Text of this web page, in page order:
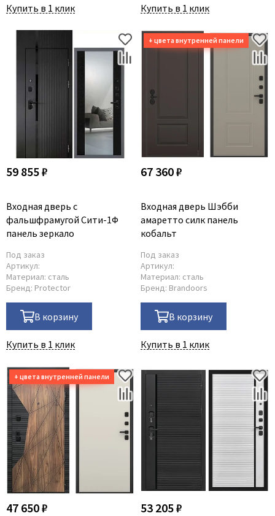
Купить в 1 клик Купить в 1 клик
59 855 ₽
Входная дверь с
фальшфрамугой Сити-1Ф
панель зеркало
Под заказ
Артикул:
Материал: сталь
Бренд: Protector
В корзину
Купить в 1 клик
67 360 ₽
Входная дверь Шэбби
амаретто силк панель
кобальт
Под заказ
Артикул:
Материал: сталь
Бренд: Brandoors
В корзину
Купить в 1 клик
47 650 ₽ 53 205 ₽